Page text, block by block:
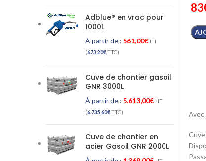
Avec
Adblue® en vrac pour
1000L
À partir de : 561,00€ HT
(673,20€TTC)
Cuve de chantier gasoil
GNR 3000L
À partir de : 5.613,00€ HT
(6.735,60€TTC)
Cuve de chantier en
acier Gasoil GNR 2000L